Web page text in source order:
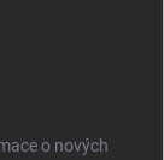
o nových